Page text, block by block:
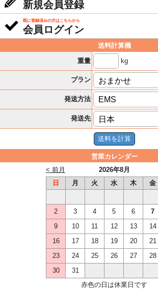
新規会員登録
既に登録済みの方はこちらから
会員ログイン
送料計算機
重量
kg
プラン
発送方法
発送先
営業カレンダー
2026年8月
< 前月
日
月 火 水 木 金
2
3 4 5 6 7
9
10 11 12 13 14
16
17 18 19 20 21
23
24 25 26 27 28
30
31
赤色の日は休業日です